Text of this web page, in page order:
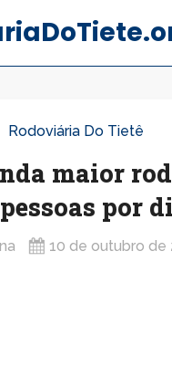
Rodoviária Do Tietê
maior
por
10 de outubro de